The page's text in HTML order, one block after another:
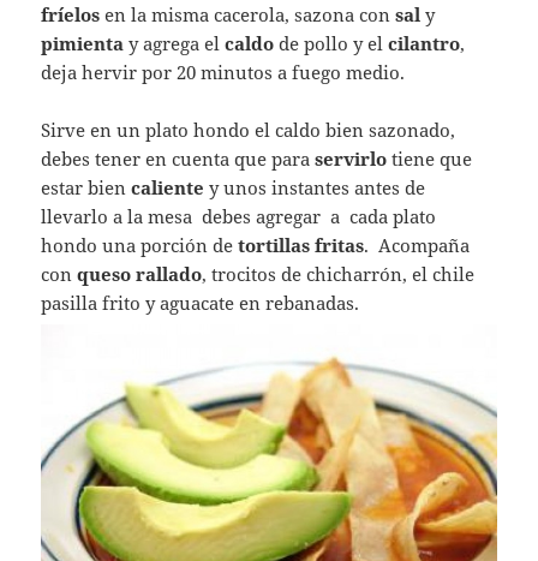
fríelos en la misma cacerola, sazona consal y
pimienta y agrega elcaldo de pollo y elcilantro,
deja hervir por 20 minutos a fuego medio.
Sirve en un plato hondo el caldo bien sazonado,
debes tener en cuenta que paraservirlo tiene que
estar biencaliente y unos instantes antes de
llevarlo a la mesa debes agregar a cada plato
hondo una porción detortillas fritas. Acompaña
conqueso rallado, trocitos de chicharrón, el chile
pasilla frito y aguacate en rebanadas.